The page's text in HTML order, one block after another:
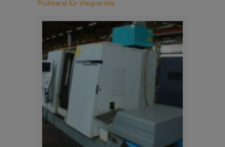
Prüfstand für Wegventile